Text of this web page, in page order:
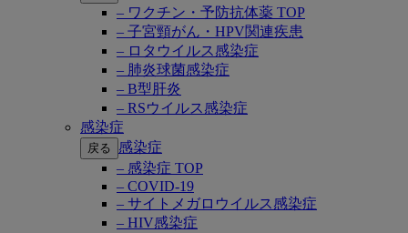
– ワクチン・予防抗体薬 TOP
– 子宮頸がん・HPV関連疾患
– ロタウイルス感染症
– 肺炎球菌感染症
– B型肝炎
– RSウイルス感染症
感染症
戻る
感染症
– 感染症 TOP
– COVID-19
– サイトメガロウイルス感染症
– HIV感染症